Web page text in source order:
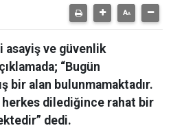
asayiş ve güvenlik
“Bugün
bir alan bulunmamaktadır.
herkes dilediğince rahat bir
dedi.